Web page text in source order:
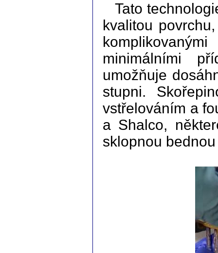
Tato
kvalitou
minimálními
umožňuje
stupni.
vstřelováním a
a Shalco,
sklopnou